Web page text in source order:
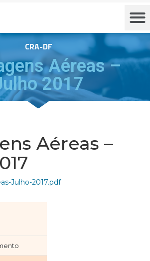
CRA-DF
Aéreas –
2017
Aéreas –
Julho-2017.pdf